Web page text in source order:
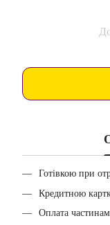
Готівкою при
Кредитною
Оплата